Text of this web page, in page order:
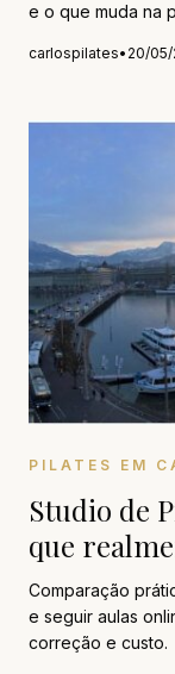
e o que muda na
carlospilates• 20/
PILATES EM
Studio de
que
Comparação
e seguir aulas
correção e custo.